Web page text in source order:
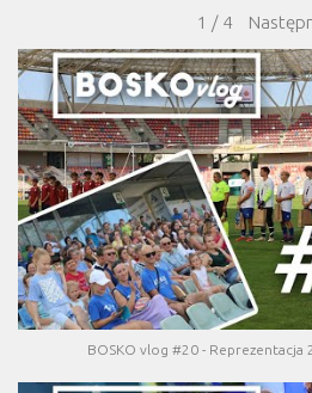
1 / 4
BOSKO vlog #20 - Reprezentacja